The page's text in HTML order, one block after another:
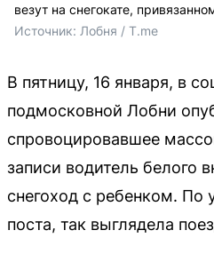
везут на снегокате,
Источник: Лобня / T.me
В пятницу, 16 января, в
подмосковной Лобни
спровоцировавшее
записи водитель белого
снегоход с ребенком. По
поста, так выглядела